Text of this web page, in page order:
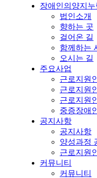
장애인의양지누
법인소개
향하는 곳
걸어온 길
함께하는
오시는 길
주요사업
근로지원
근로지원
근로지원
중증장애
공지사항
공지사항
양성과정
근로지원
커뮤니티
커뮤니티